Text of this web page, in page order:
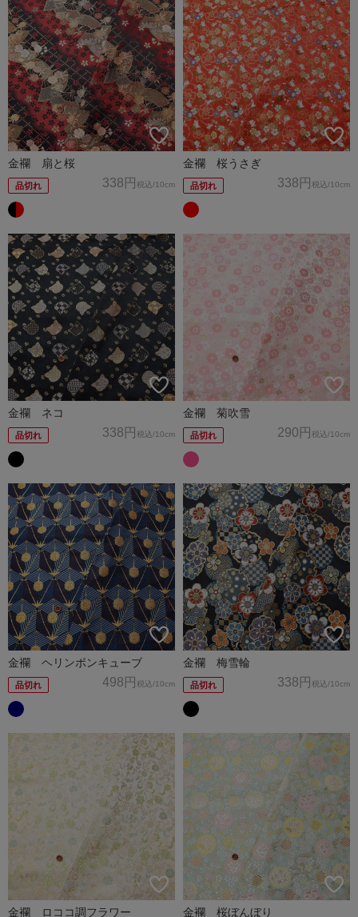
金襴 扇と桜
品切れ 338円 税込/10cm
金襴 桜うさぎ
品切れ 338円 税込/10cm
金襴 ネコ
品切れ 338円 税込/10cm
金襴 菊吹雪
品切れ 290円 税込/10cm
金襴 ヘリンボンキューブ
品切れ 498円 税込/10cm
金襴 梅雪輪
品切れ 338円 税込/10cm
金襴 ロココ調フラワー 金襴 桜ぼんぼり